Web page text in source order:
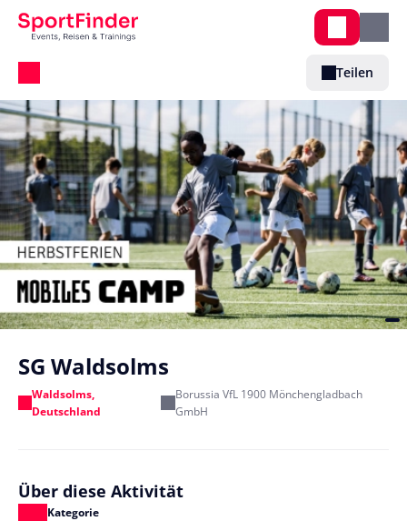
Teilen
SG Waldsolms
Waldsolms,
Deutschland
Borussia VfL 1900 Mönchengladbach
GmbH
Über diese Aktivität
Kategorie